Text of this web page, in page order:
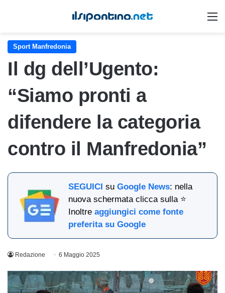
Sport Manfredonia
Il dg dell’Ugento:
“Siamo pronti a
difendere la categoria
contro il Manfredonia”
SEGUICI suGoogle News: nella
nuova schermata clicca sulla ⭐
Inoltreaggiungici come fonte
preferita su Google
Redazione 6 Maggio 2025